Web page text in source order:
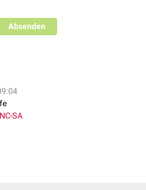
Absenden
SA